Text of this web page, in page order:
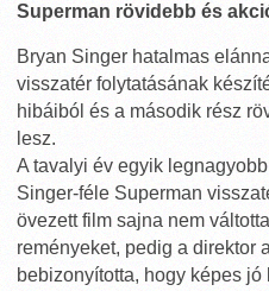
Superman rövidebb és
Bryan Singer hatalmas
visszatér folytatásának
hibáiból és a második rész
lesz.
A tavalyi év egyik
Singer-féle Superman
övezett film sajna nem
reményeket, pedig a direktor
bebizonyította, hogy képes